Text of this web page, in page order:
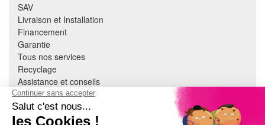
SAV
Livraison et Installation
Financement
Garantie
Tous nos services
Recyclage
Assistance et conseils
Cuisine équipée
Literie
Nous contacter